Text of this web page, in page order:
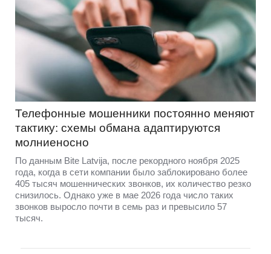
Телефонные мошенники постоянно меняют
тактику: схемы обмана адаптируются
молниеносно
По данным Bite Latvija, после рекордного ноября 2025
года, когда в сети компании было заблокировано более
405 тысяч мошеннических звонков, их количество резко
снизилось. Однако уже в мае 2026 года число таких
звонков выросло почти в семь раз и превысило 57
тысяч.